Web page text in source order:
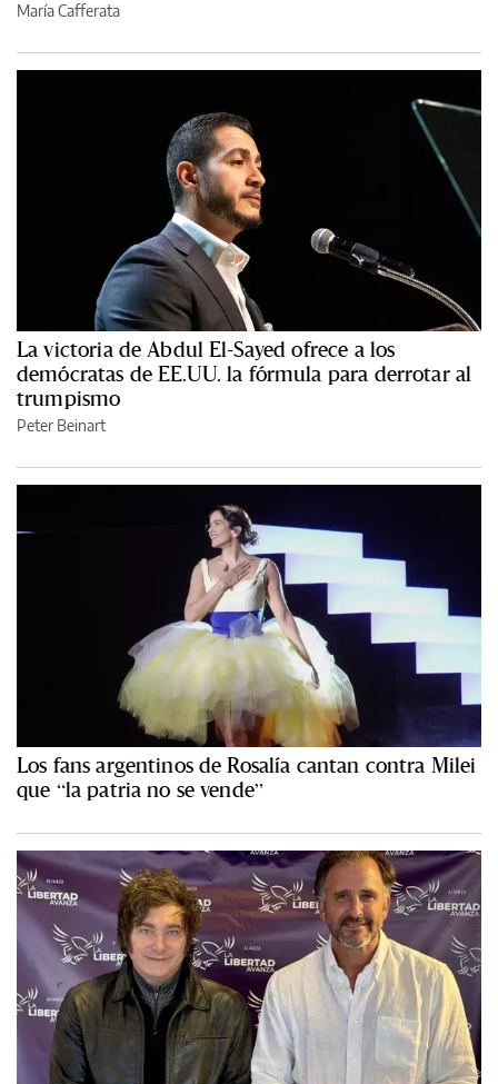
María Cafferata
La victoria de Abdul El-Sayed ofrece a los
demócratas de EE.UU. la fórmula para derrotar al
trumpismo
Peter Beinart
Los fans argentinos de Rosalía cantan contra Milei
que “la patria no se vende”